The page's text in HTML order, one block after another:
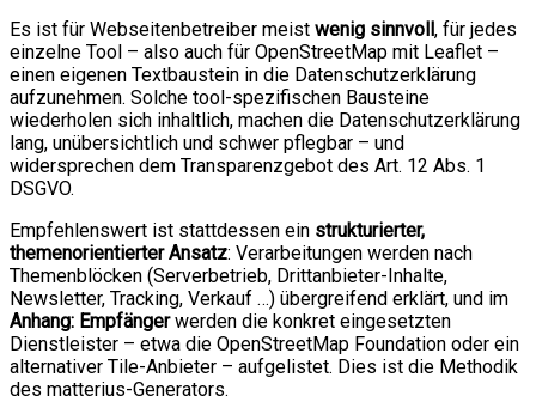
Es ist für Webseitenbetreiber meist wenig sinnvoll, für jedes
einzelne Tool – also auch für OpenStreetMap mit Leaflet –
einen eigenen Textbaustein in die Datenschutzerklärung
aufzunehmen. Solche tool-spezifischen Bausteine
wiederholen sich inhaltlich, machen die Datenschutzerklärung
lang, unübersichtlich und schwer pflegbar – und
widersprechen dem Transparenzgebot des Art. 12 Abs. 1
DSGVO.
Empfehlenswert ist stattdessen ein strukturierter,
themenorientierter Ansatz: Verarbeitungen werden nach
Themenblöcken (Serverbetrieb, Drittanbieter-Inhalte,
Newsletter, Tracking, Verkauf …) übergreifend erklärt, und im
Anhang: Empfängerwerden die konkret eingesetzten
Dienstleister – etwa die OpenStreetMap Foundation oder ein
alternativer Tile-Anbieter – aufgelistet. Dies ist die Methodik
des matterius-Generators.